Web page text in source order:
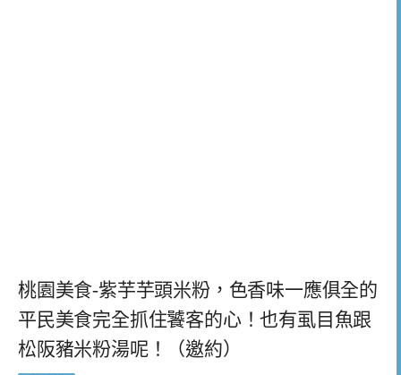
桃園美食-紫芋芋頭米粉，色香味一應俱全的
平民美食完全抓住饕客的心！也有虱目魚跟
松阪豬米粉湯呢！（邀約）